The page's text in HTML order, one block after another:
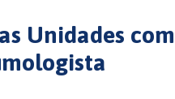
Unidades com